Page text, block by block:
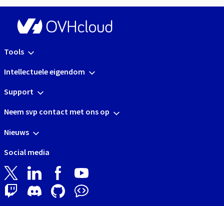
Tools
Intellectuele eigendom
Support
Neem svp contact met ons op
Nieuws
Social media